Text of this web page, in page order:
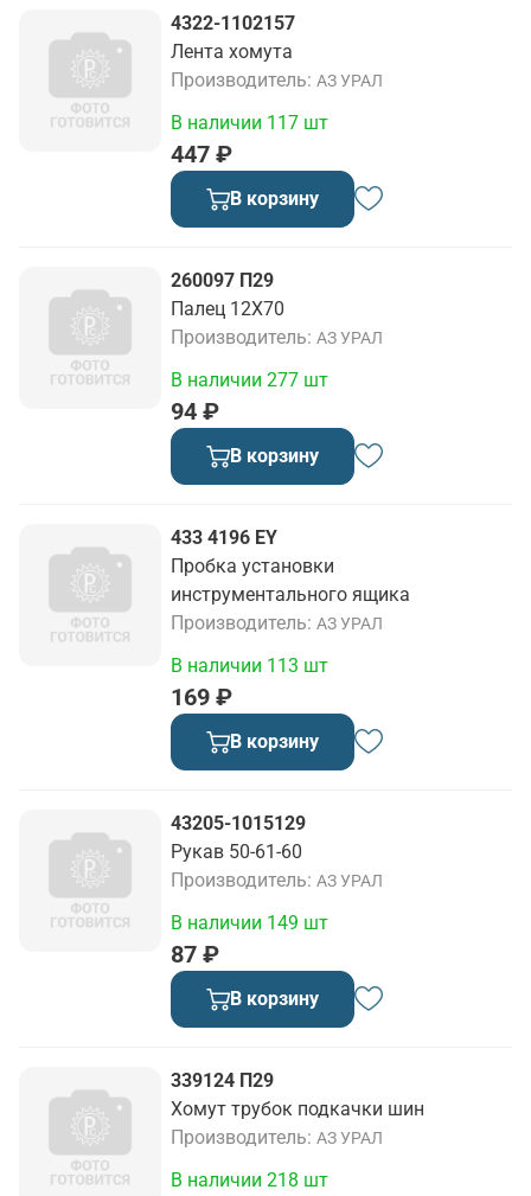
4322-1102157
Лента хомута
Производитель АЗ УРАЛ
447 ₽
В наличии 117 шт
В корзину
260097 П29
Палец 12Х70
Производитель АЗ УРАЛ
94 ₽
В наличии 277 шт
В корзину
433 4196 EY
Пробка установки
инструментального ящика
Производитель АЗ УРАЛ
169 ₽
В наличии 113 шт
В корзину
43205-1015129
Рукав 50-61-60
Производитель АЗ УРАЛ
87 ₽
В наличии 149 шт
В корзину
339124 П29
Хомут трубок подкачки шин
Производитель АЗ УРАЛ
В наличии 218 шт